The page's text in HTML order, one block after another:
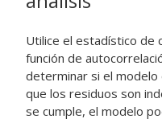
Utilice el estadístico de
función de
determinar si el modelo
que los residuos son
se cumple, el modelo